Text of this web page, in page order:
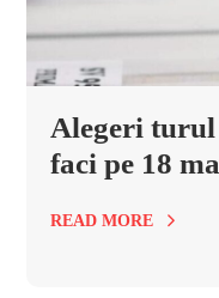
Alegeri turul
faci pe 18
READ MORE